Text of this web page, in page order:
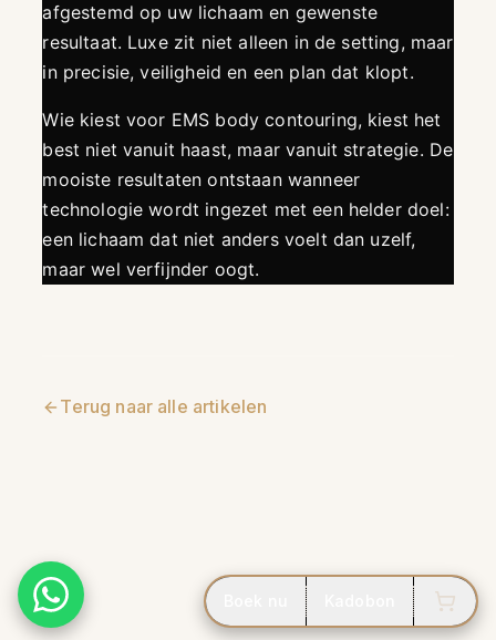
afgestemd op uw lichaam en gewenste
resultaat. Luxe zit niet alleen in de setting, maar
in precisie, veiligheid en een plan dat klopt.
Wie kiest voor EMS body contouring, kiest het
best niet vanuit haast, maar vanuit strategie. De
mooiste resultaten ontstaan wanneer
technologie wordt ingezet met een helder doel:
een lichaam dat niet anders voelt dan uzelf,
maar wel verfijnder oogt.
Terug naar alle artikelen